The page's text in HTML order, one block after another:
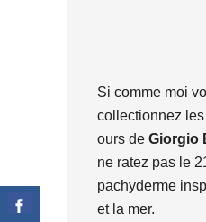
Si comme moi
collectionnez
ours de Giorgio
ne ratez pas le
pachyderme
et la mer.